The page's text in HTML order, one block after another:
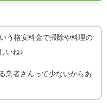
う格安料金で掃除や料理の
いね♪
業者さんって少ないからあ